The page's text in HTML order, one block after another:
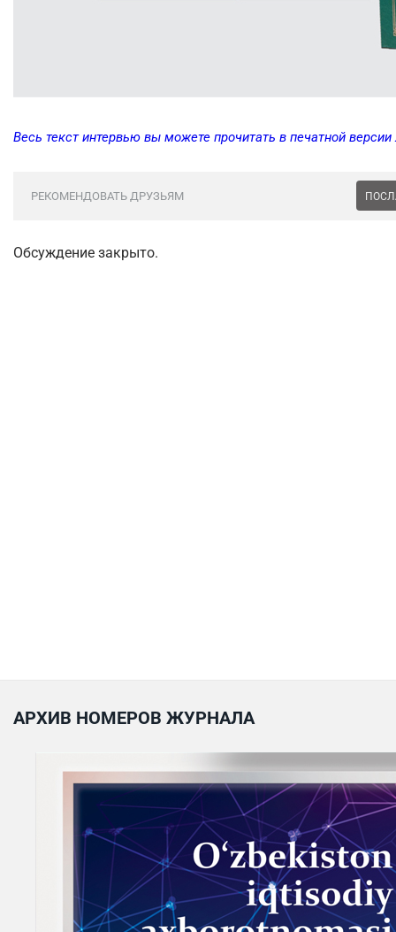
Весь текст интервью вы можете прочитать в печатной
РЕКОМЕНДОВАТЬ ДРУЗЬЯМ
Обсуждение закрыто.
АРХИВ НОМЕРОВ ЖУРНАЛА